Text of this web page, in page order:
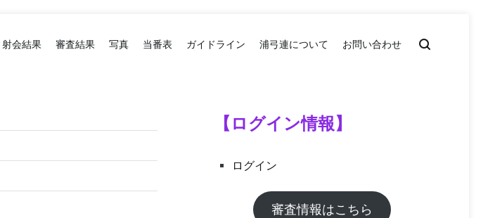
射会結果 審査結果 写真 当番表 ガイドライン 浦弓連について お問い合わせ
【ログイン情報】
ログイン
審査情報はこちら